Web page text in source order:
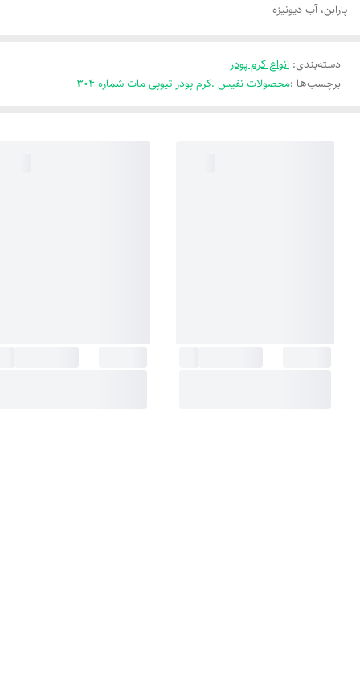
پارابن، آب دیونیزه
دسته‌بندی: انواع کرم پودر
برچسب‌ها :محصولات نفیس .کرم پودر تیوپی مات شماره ۳۰۴